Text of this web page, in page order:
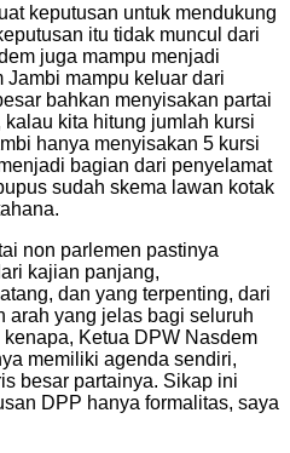
keputusan untuk mendukung
itu tidak muncul dari
juga mampu menjadi
Jambi mampu keluar dari
bahkan menyisakan partai
kita hitung jumlah kursi
hanya menyisakan 5 kursi
bagian dari penyelamat
sudah skema lawan kotak
non parlemen pastinya
kajian panjang,
dan yang terpenting, dari
arah yang jelas bagi seluruh
Ketua DPW Nasdem
memiliki agenda sendiri,
besar partainya. Sikap ini
DPP hanya formalitas, saya